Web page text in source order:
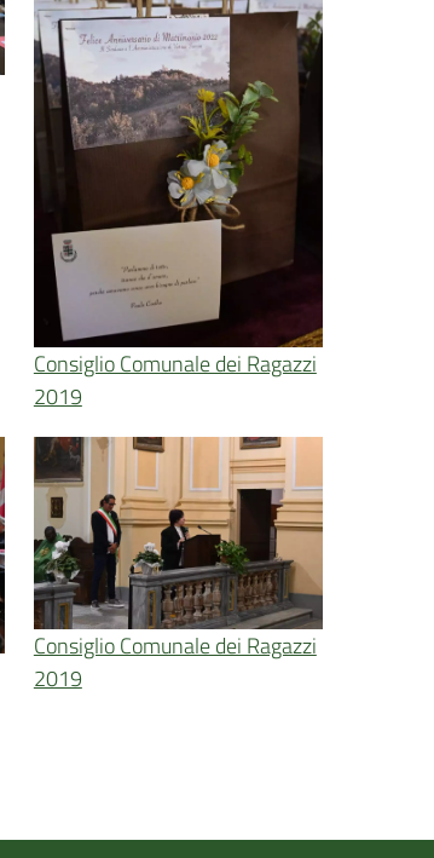
Consiglio Comunale dei Ragazzi
2019
Consiglio Comunale dei Ragazzi
2019